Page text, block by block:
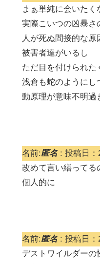
まぁ単純に会いたく
実際こいつの凶暴さ
人が死ぬ間接的な
被害者達がいるし
ただ目を付けられた
浅倉も蛇のようにし
動原理が意味不明過
名前:匿名: 投稿日：
改めて言い繕ってる
個人的に
名前:匿名: 投稿日：
デストワイルダー